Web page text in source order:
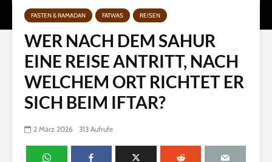
FASTEN & RAMADAN FATWAS REISEN
WER NACH DEM SAHUR
EINE REISE ANTRITT, NACH
WELCHEM ORT RICHTET ER
SICH BEIM IFTAR?
2 März 2026 313 Aufrufe